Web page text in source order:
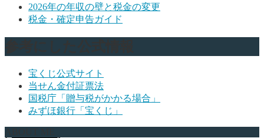
2026年の年収の壁と税金の変更
税金・確定申告ガイド
宝くじ公式サイト
当せん金付証票法
国税庁「贈与税がかかる場合」
みずほ銀行「宝くじ」